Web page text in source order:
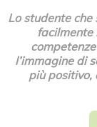
Lo studente
facilmente
l’immagine di
più positivo,